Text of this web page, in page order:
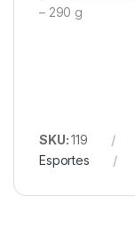
– 290 g
SKU:119
Esportes